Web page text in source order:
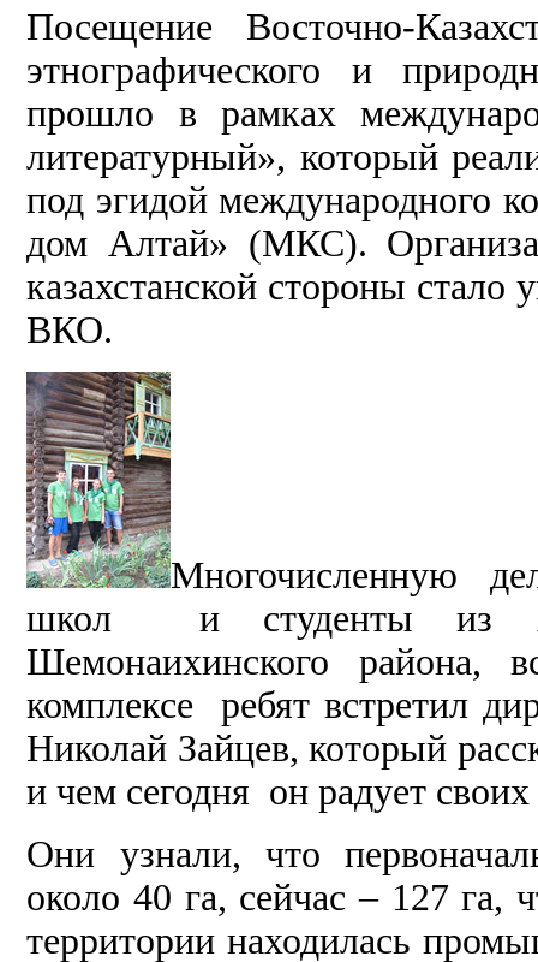
Посещение Восточно-
этнографического и
прошло в рамках
литературный», который
под эгидой международного
дом Алтай» (МКС).
казахстанской стороны стало
ВКО.
Многочисленную
школ и студенты из
Шемонаихинского района,
комплексе ребят встретил
Николай Зайцев, который
и чем сегодня он радует
Они узнали, что
около 40 га, сейчас – 127 га,
территории находилась